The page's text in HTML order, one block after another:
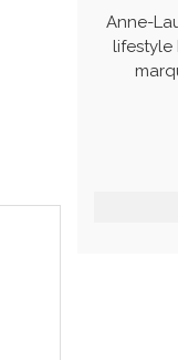
Anne-
lifestyle